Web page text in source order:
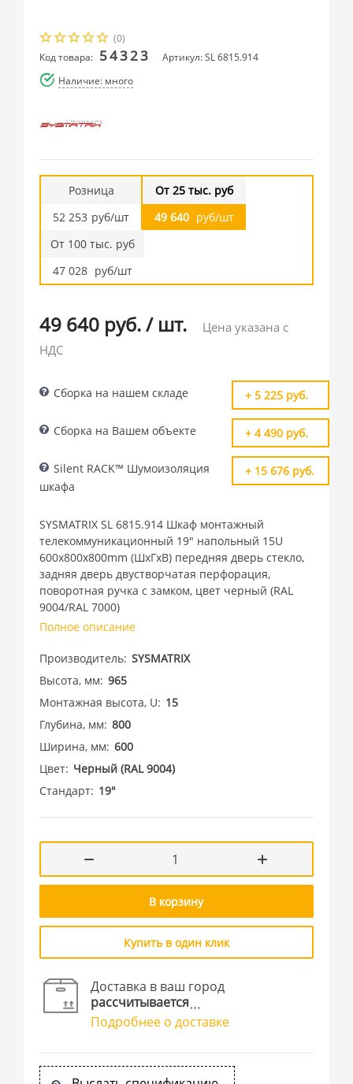
(0)
Код товара: 54323
Артикул: SL 6815.914
Наличие: много
Розница
52 253 руб/шт
От 25 тыс. руб
49 640 руб/шт
От 100 тыс. руб
47 028 руб/шт
49 640 руб./ шт.
Цена указана с
НДС
Сборка на нашем складе + 5 225 руб.
Сборка на Вашем объекте + 4 490 руб.
Silent RACK™ Шумоизоляция
шкафа
+ 15 676 руб.
SYSMATRIX SL 6815.914 Шкаф монтажный
телекоммуникационный 19" напольный 15U
600x800x800mm (ШхГхВ) передняя дверь стекло,
задняя дверь двустворчатая перфорация,
поворотная ручка с замком, цвет черный (RAL
9004/RAL 7000)
Полное описание
Производитель SYSMATRIX
Высота, мм 965
Монтажная высота, U
15
Глубина, мм 800
Ширина, мм 600
Цвет Черный (RAL 9004)
Стандарт 19"
В корзину
Купить в один клик
Доставка в ваш город
рассчитывается
Подробнее о доставке